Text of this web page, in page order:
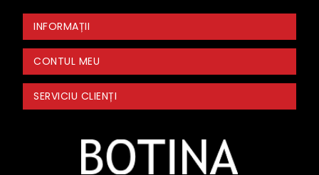
INFORMAȚII
CONTUL MEU
SERVICIU CLIENȚI